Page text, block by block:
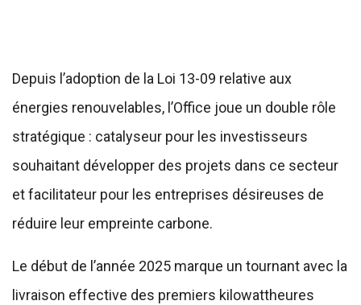
Depuis l’adoption de la Loi 13-09 relative aux
énergies renouvelables, l’Office joue un double rôle
stratégique : catalyseur pour les investisseurs
souhaitant développer des projets dans ce secteur
et facilitateur pour les entreprises désireuses de
réduire leur empreinte carbone.
Le début de l’année 2025 marque un tournant avec la
livraison effective des premiers kilowattheures